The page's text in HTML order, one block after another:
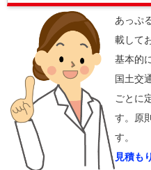
あっぷ
載して
基本的
国土交
ごとに
す。原
す。
見積も